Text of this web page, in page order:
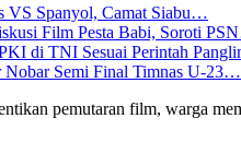
VS Spanyol, Camat Siabu…
Film Pesta Babi, Soroti
di TNI Sesuai Perintah
Nobar Semi Final Timnas U-23…
pemutaran film, warga